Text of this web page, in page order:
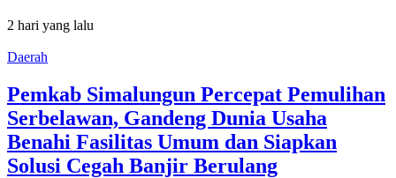
2 hari yang lalu
Daerah
Pemkab Simalungun Percepat Pemulihan
Serbelawan, Gandeng Dunia Usaha
Benahi Fasilitas Umum dan Siapkan
Solusi Cegah Banjir Berulang